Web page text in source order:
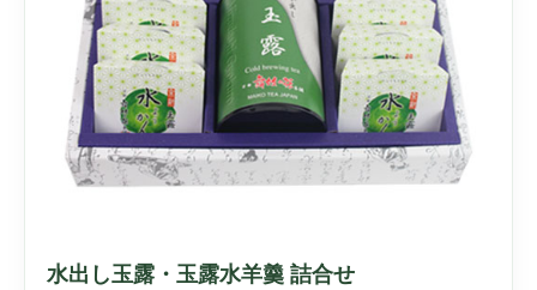
水出し玉露・玉露水羊羹 詰合せ